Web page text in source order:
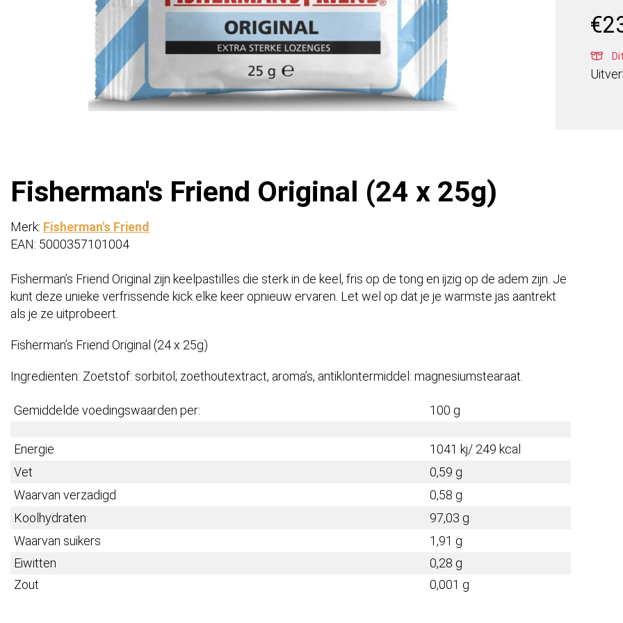
€
Fisherman's Friend Original (24 x 25g)
Merk: Fisherman's Friend
EAN: 5000357101004
Fisherman’s Friend Original zijn keelpastilles die sterk in de keel, fris op de tong en ijzig op de adem zijn. Je
kunt deze unieke verfrissende kick elke keer opnieuw ervaren. Let wel op dat je je warmste jas aantrekt
als je ze uitprobeert.
Fisherman’s Friend Original (24 x 25g)
Ingrediënten: Zoetstof: sorbitol; zoethoutextract, aroma’s, antiklontermiddel: magnesiumstearaat.
Gemiddelde voedingswaarden per: 100 g
Energie
1041 kj/ 249 kcal
Vet
0,59 g
Waarvan verzadigd
0,58 g
Koolhydraten
97,03 g
Waarvan suikers
1,91 g
Eiwitten
0,28 g
Zout
0,001 g